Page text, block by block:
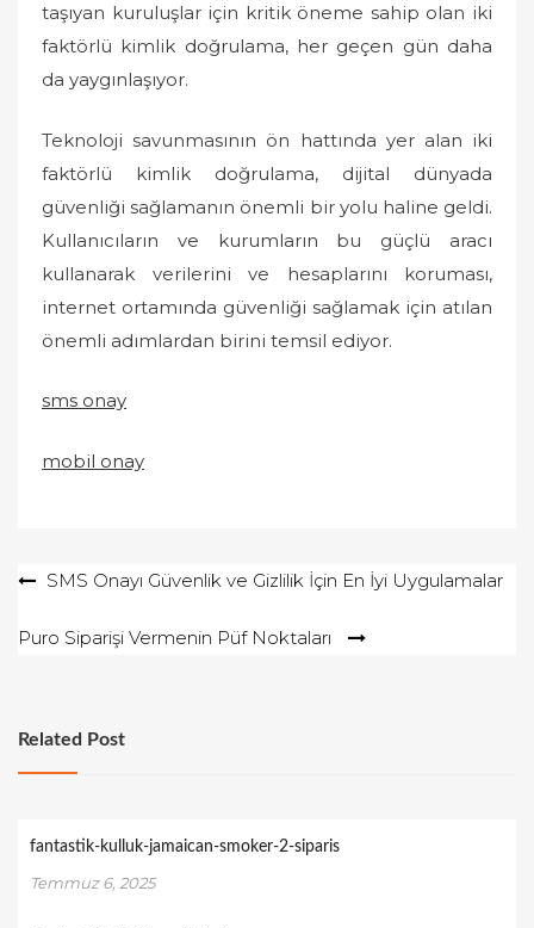
taşıyan kuruluşlar için kritik öneme sahip olan iki
faktörlü kimlik doğrulama, her geçen gün daha
da yaygınlaşıyor.
Teknoloji savunmasının ön hattında yer alan iki
faktörlü kimlik doğrulama, dijital dünyada
güvenliği sağlamanın önemli bir yolu haline geldi.
Kullanıcıların ve kurumların bu güçlü aracı
kullanarak verilerini ve hesaplarını koruması,
internet ortamında güvenliği sağlamak için atılan
önemli adımlardan birini temsil ediyor.
sms onay
mobil onay
YazıSMS Onayı Güvenlik ve Gizlilik İçin En İyi Uygulamalar
Puro Siparişi Vermenin Püf Noktaları
Related Post
fantastik-kulluk-jamaican-smoker-2-siparis
Temmuz 6, 2025